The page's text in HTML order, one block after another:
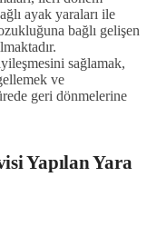
ayak yaraları ile
bağlı gelişen
sağlamak,
ve
geri dönmelerine
Yapılan Yara